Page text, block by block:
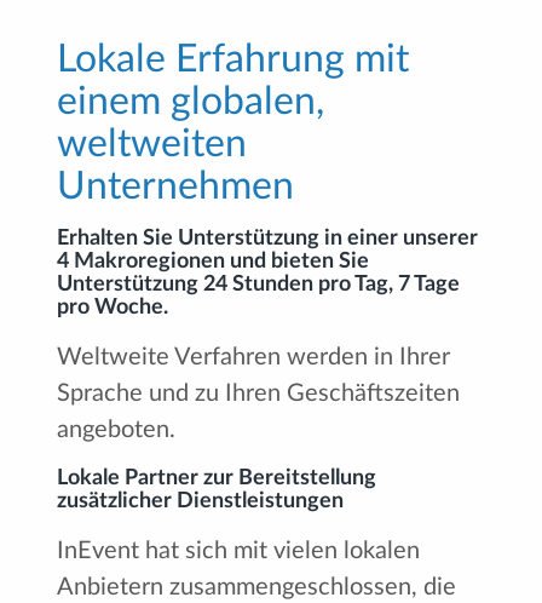
Lokale Erfahrung mit
einem globalen,
weltweiten
Unternehmen
Erhalten Sie Unterstützung in einer unserer
4 Makroregionen und bieten Sie
Unterstützung 24 Stunden pro Tag, 7 Tage
pro Woche.
Weltweite Verfahren werden in Ihrer
Sprache und zu Ihren Geschäftszeiten
angeboten.
Lokale Partner zur Bereitstellung
zusätzlicher Dienstleistungen
InEvent hat sich mit vielen lokalen
Anbietern zusammengeschlossen, die